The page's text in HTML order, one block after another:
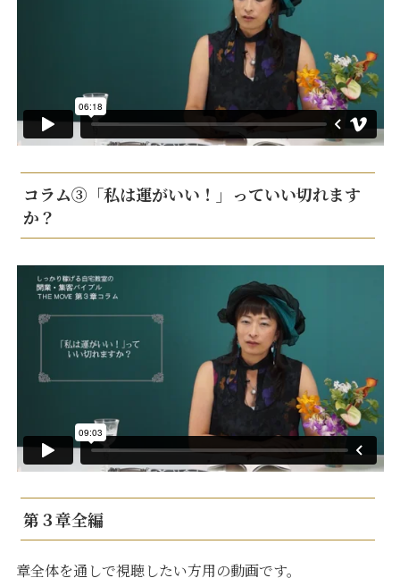
コラム③「私は運がいい！」っていい切れます
か？
第３章全編
章全体を通しで視聴したい方用の動画です。